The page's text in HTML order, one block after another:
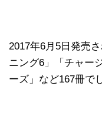
2017年6月5日発売
ニング6」「チャー
ーズ」など167冊で